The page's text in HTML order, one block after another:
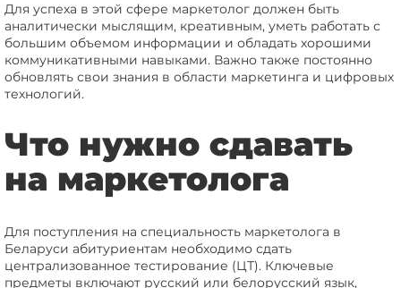
Для успеха в этой сфере маркетолог должен быть
аналитически мыслящим, креативным, уметь работать с
большим объемом информации и обладать хорошими
коммуникативными навыками. Важно также постоянно
обновлять свои знания в области маркетинга и цифровых
технологий.
Что нужно сдавать
на маркетолога
Для поступления на специальность маркетолога в
Беларуси абитуриентам необходимо сдать
централизованное тестирование (ЦТ). Ключевые
предметы включают русский или белорусский язык,